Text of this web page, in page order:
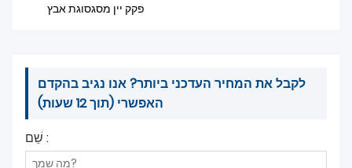
פקק יין מסגסוגת אבץ
לקבל את המחיר העדכני ביותר? אנו נגיב בהקדם
האפשרי (תוך 12 שעות)
שֵׁם :